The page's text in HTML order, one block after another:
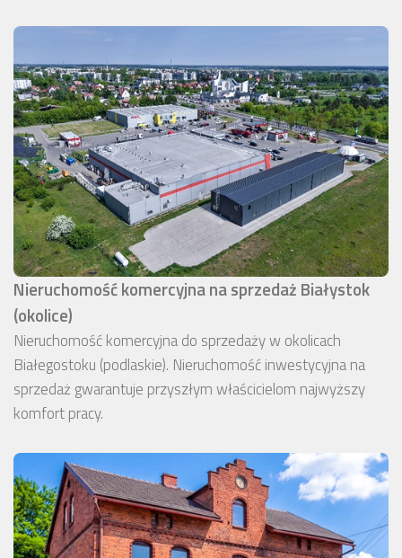
Nieruchomość komercyjna na sprzedaż Białystok
(okolice)
Nieruchomość komercyjna do sprzedaży w okolicach
Białegostoku (podlaskie). Nieruchomość inwestycyjna na
sprzedaż gwarantuje przyszłym właścicielom najwyższy
komfort pracy.